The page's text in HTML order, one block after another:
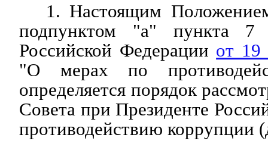
1. Настоящим
подпунктом "а" пункта
Российской Федерации от
"О мерах по
определяется порядок
Совета при Президенте
противодействию коррупции